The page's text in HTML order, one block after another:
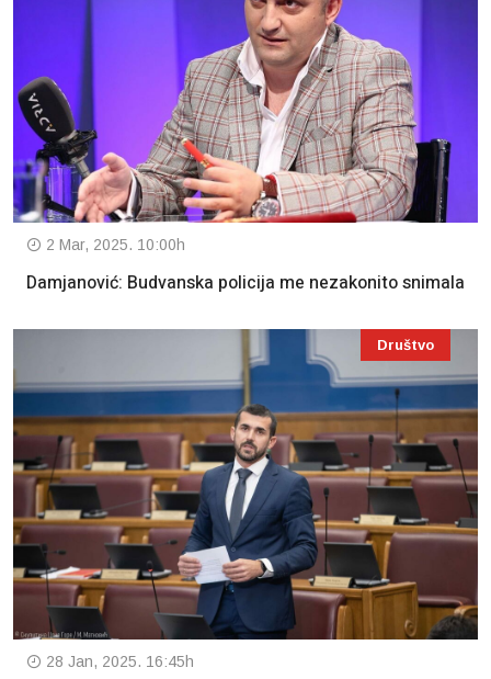
2 Mar, 2025. 10:00h
Damjanović: Budvanska policija me nezakonito snimala
Društvo
28 Jan, 2025. 16:45h